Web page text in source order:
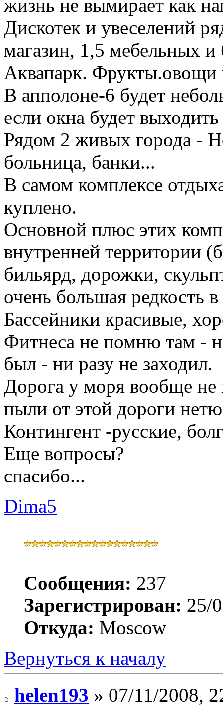
жизнь не вымирает как
Дискотек и увеселений
магазин, 1,5 мебельных
Аквапарк. Фрукты.овощи
В апполоне-6 будет
если окна будет
Рядом 2 живых города -
больница, банки...
В самом комплексе
куплено.
Основной плюс этих
внутренней территории
бильярд, дорожки,
очень большая редкость
Бассейники красивые,
Фитнеса не помню там -
был - ни разу не заходил.
Дорога у моря вообще
пыли от этой дороги нетю
Контингент -русские,
Еще вопросы?
спасибо...
Dima5
Сообщения: 237
Зарегистрирован: 25/
Откуда: Moscow
Вернуться к началу
helen193 » 07/11/2008,